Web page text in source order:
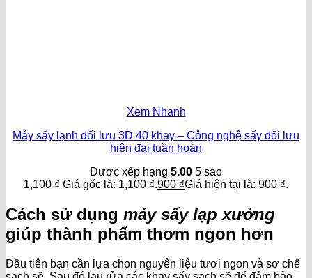
Xem Nhanh
Máy sấy lạnh đối lưu 3D 40 khay – Công nghệ sấy đối lưu
hiện đại tuần hoàn
Được xếp hạng 5.00 5 sao
1,100₫ Giá gốc là: 1,100 ₫.900 ₫Giá hiện tại là: 900 ₫.
Cách sử dụng máy sấy lạp xưởng
giúp thành phẩm thơm ngon hơn
Đầu tiên bạn cần lựa chọn nguyên liệu tươi ngon và sơ chế